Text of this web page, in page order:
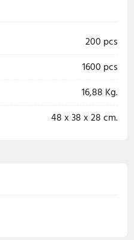
200 pcs
1600 pcs
16,88 Kg.
48 x 38 x 28 cm.